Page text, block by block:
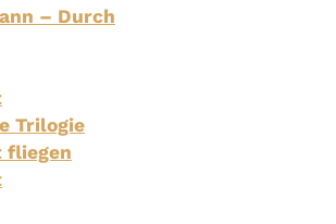
– Durch
Trilogie
fliegen